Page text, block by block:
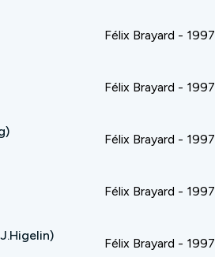
Félix Brayard - 1997
Félix Brayard - 1997
Félix Brayard - 1997
Félix Brayard - 1997
Félix Brayard - 1997